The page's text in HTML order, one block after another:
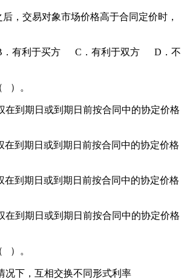
，交易对象市场价格高于合同定价时，
．有利于买方 C．有利于双方 D．不
）。
在到期日或到期日前按合同中的协定价格
在到期日或到期日前按合同中的协定价格
在到期日或到期日前按合同中的协定价格
在到期日或到期日前按合同中的协定价格
）。
况下，互相交换不同形式利率